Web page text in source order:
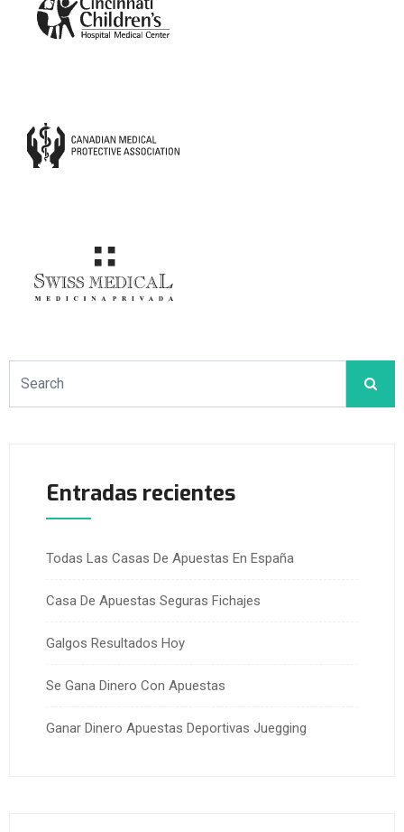
Entradas recientes
Todas Las Casas De Apuestas En España
Casa De Apuestas Seguras Fichajes
Galgos Resultados Hoy
Se Gana Dinero Con Apuestas
Ganar Dinero Apuestas Deportivas Juegging